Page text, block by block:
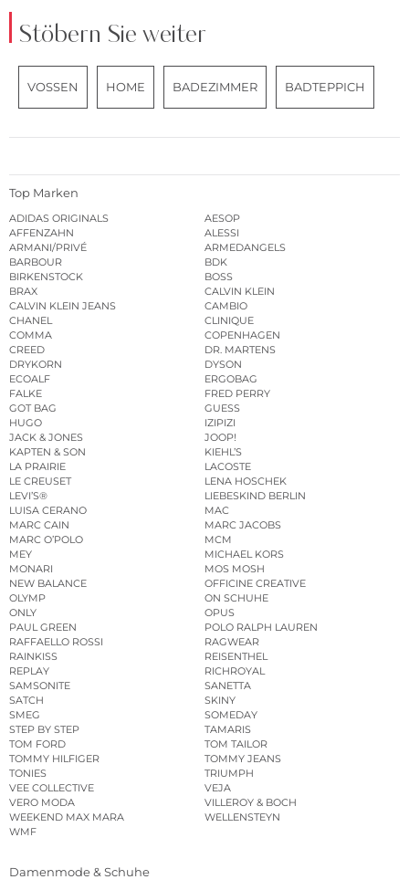
Stöbern Sie weiter
VOSSEN HOME BADEZIMMER BADTEPPICH
Top Marken
ADIDAS ORIGINALS
AESOP
AFFENZAHN
ALESSI
ARMANI/PRIVÉ
ARMEDANGELS
BARBOUR
BDK
BIRKENSTOCK
BOSS
BRAX
CALVIN KLEIN
CALVIN KLEIN JEANS
CAMBIO
CHANEL
CLINIQUE
COMMA
COPENHAGEN
CREED
DR. MARTENS
DRYKORN
DYSON
ECOALF
ERGOBAG
FALKE
FRED PERRY
GOT BAG
GUESS
HUGO
IZIPIZI
JACK & JONES
JOOP!
KAPTEN & SON
KIEHL’S
LA PRAIRIE
LACOSTE
LE CREUSET
LENA HOSCHEK
LEVI’S®
LIEBESKIND BERLIN
LUISA CERANO
MAC
MARC CAIN
MARC JACOBS
MARC O’POLO
MCM
MEY
MICHAEL KORS
MONARI
MOS MOSH
NEW BALANCE
OFFICINE CREATIVE
OLYMP
ON SCHUHE
ONLY
OPUS
PAUL GREEN
POLO RALPH LAUREN
RAFFAELLO ROSSI
RAGWEAR
RAINKISS
REISENTHEL
REPLAY
RICHROYAL
SAMSONITE
SANETTA
SATCH
SKINY
SMEG
SOMEDAY
STEP BY STEP
TAMARIS
TOM FORD
TOM TAILOR
TOMMY HILFIGER
TOMMY JEANS
TONIES
TRIUMPH
VEE COLLECTIVE
VEJA
VERO MODA
VILLEROY & BOCH
WEEKEND MAX MARA
WELLENSTEYN
WMF
Damenmode & Schuhe